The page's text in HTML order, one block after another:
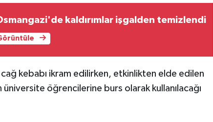
kaldırımlar işgalden temizlendi
cağ kebabı ikram edilirken, etkinlikten elde edilen
öğrencilerine burs olarak kullanılacağı